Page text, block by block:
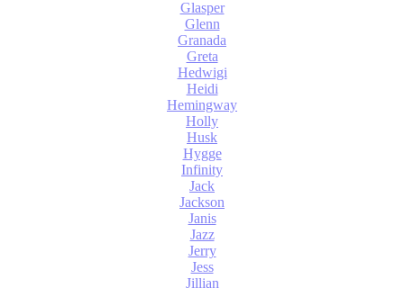
Glasper
Glenn
Granada
Greta
Hedwigi
Heidi
Hemingway
Holly
Husk
Hygge
Infinity
Jack
Jackson
Janis
Jazz
Jerry
Jess
Jillian